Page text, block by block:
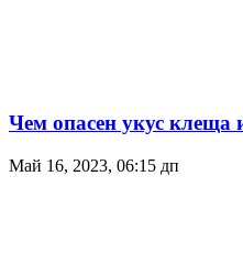
Чем опасен укус клеща
Май 16, 2023, 06:15 дп